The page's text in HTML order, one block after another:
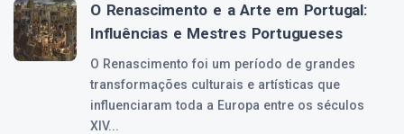
O Renascimento e a Arte em Portugal:
Influências e Mestres Portugueses
O Renascimento foi um período de grandes
transformações culturais e artísticas que
influenciaram toda a Europa entre os séculos
XIV...